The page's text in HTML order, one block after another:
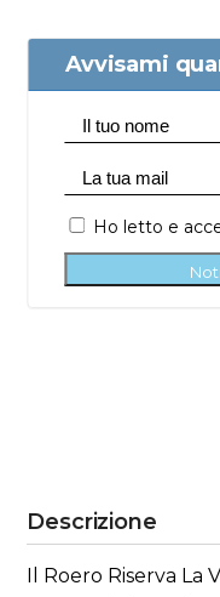
Avvisami
Ho letto e
Descrizione
Il Roero Riserva